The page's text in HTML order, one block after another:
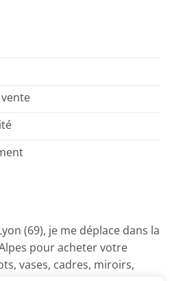
(69), je me déplace dans la
pour acheter votre
vases, cadres, miroirs,